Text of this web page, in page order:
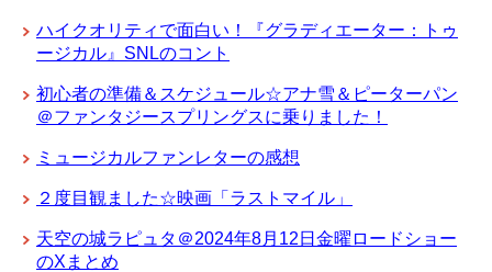
ハイクオリティで面白い！『グラディエーター：トゥ
ージカル』SNLのコント
初心者の準備＆スケジュール☆アナ雪＆ピーターパン
＠ファンタジースプリングスに乗りました！
ミュージカルファンレターの感想
２度目観ました☆映画「ラストマイル」
天空の城ラピュタ＠2024年8月12日金曜ロードショー
のXまとめ